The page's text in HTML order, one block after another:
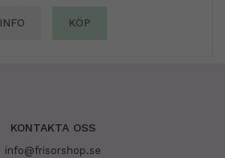
INFO KÖP
KONTAKTA OSS
info@frisorshop.se